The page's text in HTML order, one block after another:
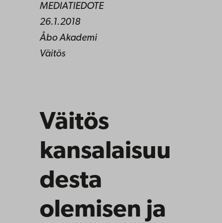
MEDIATIEDOTE
26.1.2018
Åbo Akademi
Väitös
Väitös
kansalaisuu
desta
olemisen ja